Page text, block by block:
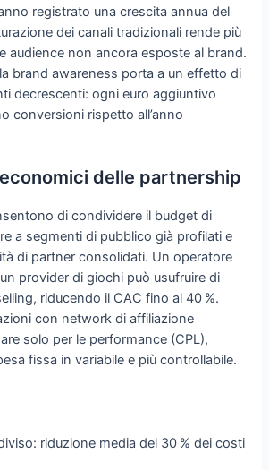
registrato una crescita annua del
dei canali tradizionali rende più
audience non ancora esposte al brand.
brand awareness porta a un effetto di
decrescenti: ogni euro aggiuntivo
conversioni rispetto all’anno
delle partnership
di condividere il budget di
a segmenti di pubblico già profilati e
di partner consolidati. Un operatore
provider di giochi può usufruire di
riducendo il CAC fino al 40 %.
con network di affiliazione
solo per le performance (CPL),
fissa in variabile e più controllabile.
riduzione media del 30 % dei costi